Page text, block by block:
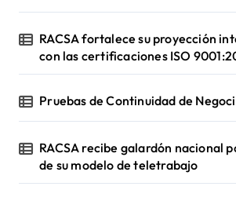
RACSA fortalece su proyección
con las certificaciones ISO
Pruebas de Continuidad de
RACSA recibe galardón nacional
de su modelo de teletrabajo